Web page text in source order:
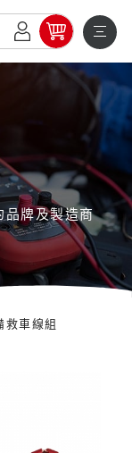
品牌及製造商
救車線組